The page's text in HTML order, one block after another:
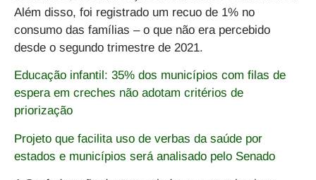
Além disso, foi registrado um recuo de 1% no
consumo das famílias – o que não era percebido
desde o segundo trimestre de 2021.
Educação infantil: 35% dos municípios com filas de
espera em creches não adotam critérios de
priorização
Projeto que facilita uso de verbas da saúde por
estados e municípios será analisado pelo Senado